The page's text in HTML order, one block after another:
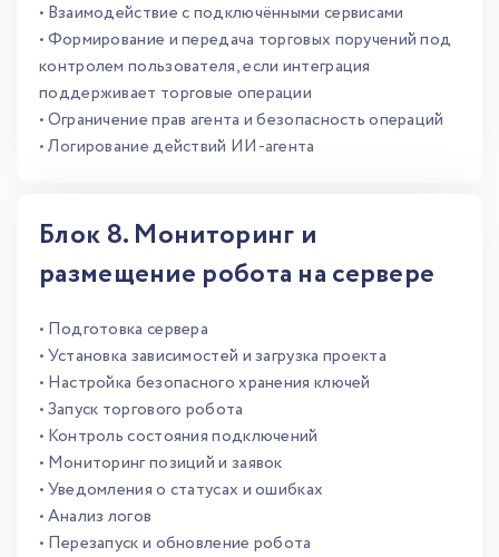
• Взаимодействие с подключёнными сервисами
• Формирование и передача торговых поручений под
контролем пользователя, если интеграция
поддерживает торговые операции
• Ограничение прав агента и безопасность операций
• Логирование действий ИИ-агента
Блок 8. Мониторинг и
размещение робота на сервере
• Подготовка сервера
• Установка зависимостей и загрузка проекта
• Настройка безопасного хранения ключей
• Запуск торгового робота
• Контроль состояния подключений
• Мониторинг позиций и заявок
• Уведомления о статусах и ошибках
• Анализ логов
• Перезапуск и обновление робота